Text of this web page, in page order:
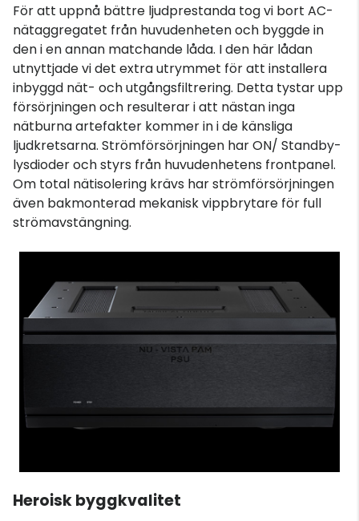
För att uppnå bättre ljudprestanda tog vi bort AC-
nätaggregatet från huvudenheten och byggde in
den i en annan matchande låda. I den här lådan
utnyttjade vi det extra utrymmet för att installera
inbyggd nät- och utgångsfiltrering. Detta tystar upp
försörjningen och resulterar i att nästan inga
nätburna artefakter kommer in i de känsliga
ljudkretsarna. Strömförsörjningen har ON/ Standby-
lysdioder och styrs från huvudenhetens frontpanel.
Om total nätisolering krävs har strömförsörjningen
även bakmonterad mekanisk vippbrytare för full
strömavstängning.
Heroisk byggkvalitet